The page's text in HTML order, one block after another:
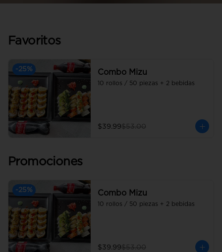
Favoritos
-25% Combo Mizu
10 rollos / 50 piezas + 2 bebidas
$39.99$53.00
Promociones
-25% Combo Mizu
10 rollos / 50 piezas + 2 bebidas
$39.99$53.00